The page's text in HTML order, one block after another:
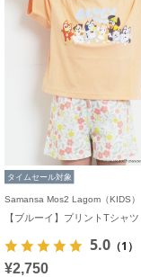
タイムセール対象
Samansa Mos2 Lagom（KIDS）
【ブルーイ】プリントTシャツ
5.0 （1）
¥2,750